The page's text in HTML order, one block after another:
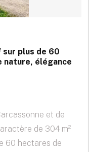
sur plus de 60
nature, élégance
et de
de 304 m²
60 hectares de